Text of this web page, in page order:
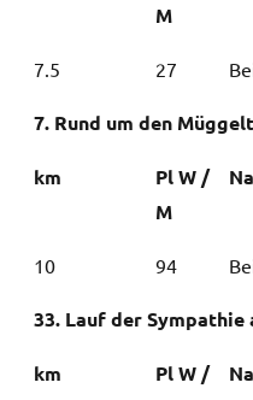
M
7.5 27
7. Rund um den
km
Pl W /
M
10 94
33. Lauf der Sympathie
km
Pl W /